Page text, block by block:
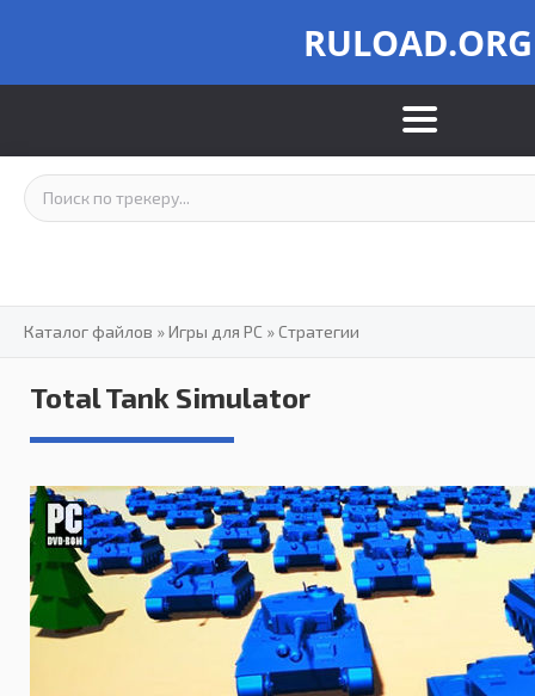
RULOAD.ORG
Каталог файлов »Игры для PC »Стратегии
Total Tank Simulator